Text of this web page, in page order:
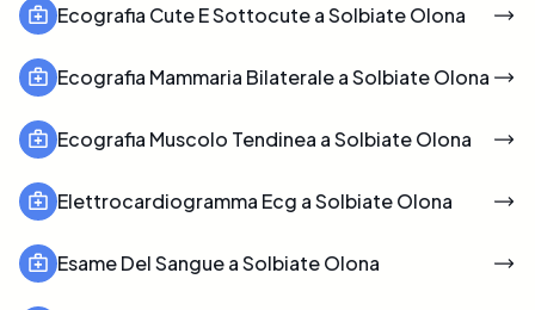
Ecografia Cute E Sottocute a Solbiate Olona
Ecografia Mammaria Bilaterale a Solbiate Olona
Ecografia Muscolo Tendinea a Solbiate Olona
Elettrocardiogramma Ecg a Solbiate Olona
Esame Del Sangue a Solbiate Olona